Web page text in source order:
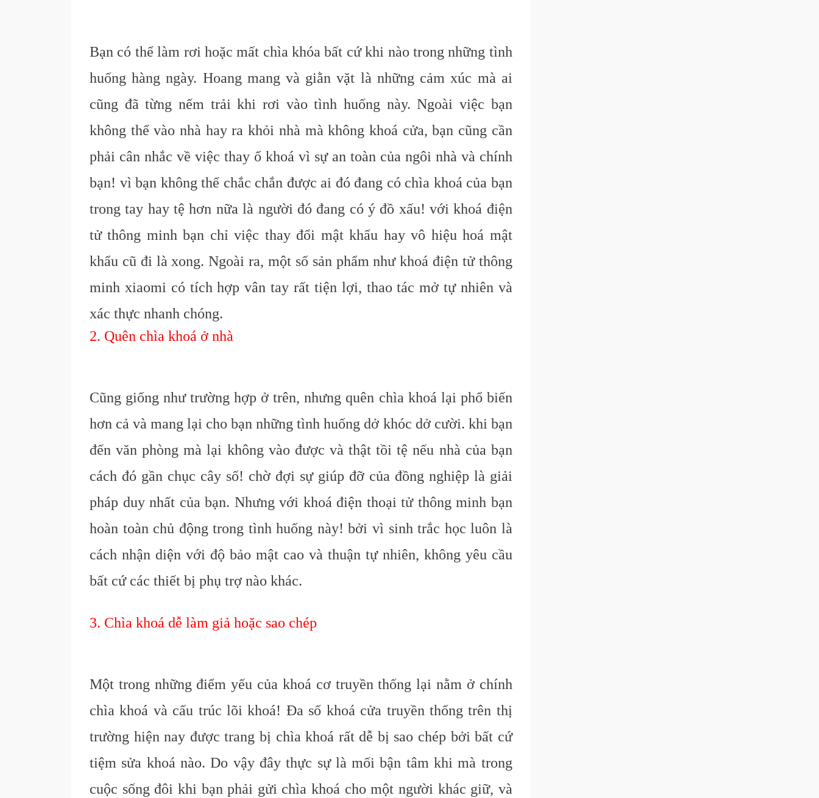
Bạn có thể làm rơi hoặc mất chìakhóabất cứ khi nào trong những tình
huống hàng ngày. Hoang mang và giằn vặt là những cảm xúc mà ai
cũng đã từng nếm trải khi rơi vào tình huống này. Ngoài việc bạn
không thể vào nhà hay ra khỏi nhà mà không khoá cửa, bạn cũng cần
phải cân nhắc về việc thay ổ khoá vì sự an toàn của ngôi nhà và chính
bạn! vì bạn không thể chắc chắn được ai đó đang có chìa khoá của bạn
trong tay hay tệ hơn nữa là người đó đang có ý đồ xấu! với khoá điện
tử thông minh bạn chỉ việc thay đổi mật khẩu hay vô hiệu hoá mật
khẩu cũ đi là xong. Ngoài ra, một số sản phẩm như khoá điện tử thông
minh xiaomi có tích hợp vân tay rất tiện lợi, thao tác mở tự nhiên và
xác thực nhanh chóng.
2. Quên chìa khoá ở nhà
Cũng giống như trường hợp ở trên, nhưng quên chìa khoá lại phổ biến
hơn cả và mang lại cho bạn những tình huống dở khóc dở cười. khi bạn
đến văn phòng mà lại không vào được và thật tồi tệ nếu nhà của bạn
cách đó gần chục cây số! chờ đợi sự giúp đỡ của đồng nghiệp là giải
pháp duy nhất của bạn. Nhưng với khoá điện thoại tử thông minh bạn
hoàn toàn chủ động trong tình huống này! bởi vì sinh trắc học luôn là
cách nhận diện với độ bảo mật cao và thuận tự nhiên, không yêu cầu
bất cứ các thiết bị phụ trợ nào khác.
3. Chìa khoá dễ làm giả hoặc sao chép
Một trong những điểm yếu của khoá cơ truyền thống lại nằm ở chính
chìa khoá và cấu trúc lõi khoá! Đa số khoá cửa truyền thống trên thị
trường hiện nay được trang bị chìa khoá rất dễ bị sao chép bởi bất cứ
tiệm sửa khoá nào. Do vậy đây thực sự là mối bận tâm khi mà trong
cuộc sống đôi khi bạn phải gửi chìa khoá cho một người khác giữ, và